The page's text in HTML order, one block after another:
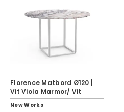
Florence Matbord Ø120 |
Vit Viola Marmor/ Vit
New Works